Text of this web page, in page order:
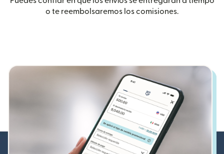
o te reembolsaremos los comisiones.